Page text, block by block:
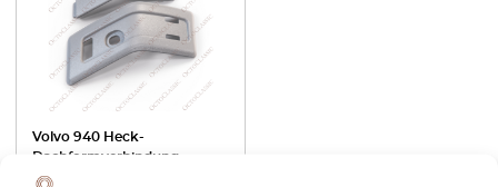
Volvo 940 Heck-
Dachformverbindung
grundiert links oder rechts